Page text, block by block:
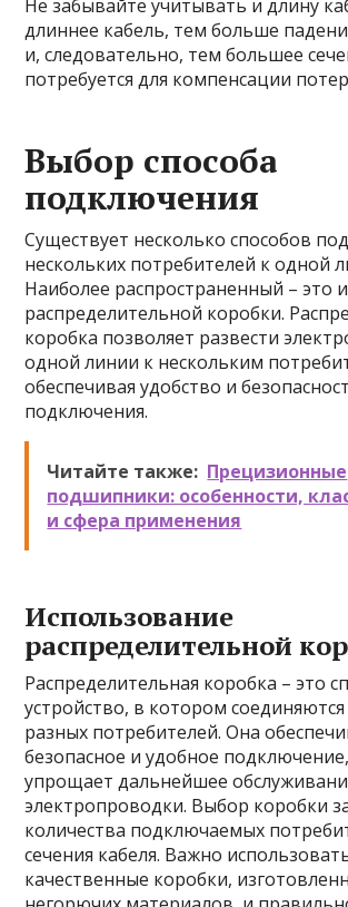
Не забывайте учитывать и длину
длиннее кабель, тем больше
и, следовательно, тем большее
потребуется для компенсации
Выбор способа
подключения
Существует несколько способов
нескольких потребителей к одной
Наиболее распространенный – это
распределительной коробки.
коробка позволяет развести
одной линии к нескольким
обеспечивая удобство и
подключения.
Читайте также: Прецизионные
подшипники: особенности,
и сфера применения
Использование
распределительной
Распределительная коробка – это
устройство, в котором
разных потребителей. Она
безопасное и удобное
упрощает дальнейшее
электропроводки. Выбор коробки
количества подключаемых
сечения кабеля. Важно
качественные коробки,